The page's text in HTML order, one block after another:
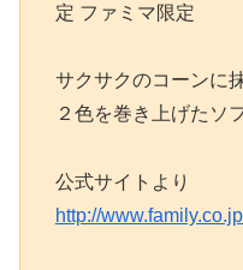
定 ファミマ限定
サクサクのコーンに
２色を巻き上げたソ
公式サイトより
http://